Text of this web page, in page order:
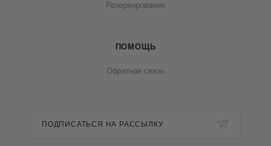
Резервирование
ПОМОЩЬ
Обратная связь
ПОДПИСАТЬСЯ НА РАССЫЛКУ